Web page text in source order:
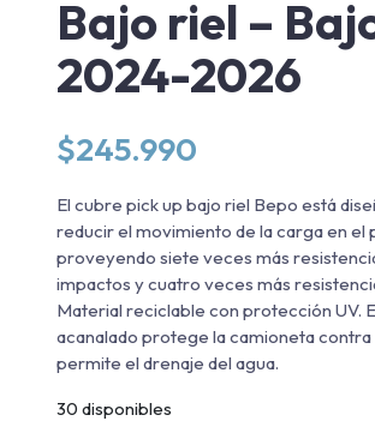
Bajo riel –
2024-2026
$245.990
El cubre pick up bajo riel Bepo está
reducir el movimiento de la carga en el
proveyendo siete veces más
impactos y cuatro veces más
Material reciclable con protección UV.
acanalado protege la camioneta
permite el drenaje del agua.
30 disponibles